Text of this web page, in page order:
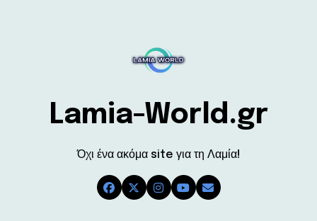
Lamia-World.gr
Όχι ένα ακόμα site για τη Λαμία!